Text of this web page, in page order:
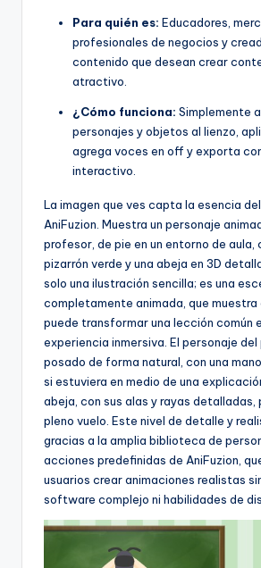
Para quién es: Educadores,
profesionales de negocios y
contenido que desean crear
atractivo.
¿Cómo funciona: Simplemente
personajes y objetos al lienzo,
agrega voces en off y exporta
interactivo.
La imagen que ves capta la esencia
AniFuzion. Muestra un personaje
profesor, de pie en un entorno de aula,
pizarrón verde y una abeja en 3D
solo una ilustración sencilla; es una
completamente animada, que muestra
puede transformar una lección común
experiencia inmersiva. El personaje
posado de forma natural, con una
si estuviera en medio de una
abeja, con sus alas y rayas detalladas,
pleno vuelo. Este nivel de detalle y
gracias a la amplia biblioteca de
acciones predefinidas de AniFuzion,
usuarios crear animaciones realistas
software complejo ni habilidades de